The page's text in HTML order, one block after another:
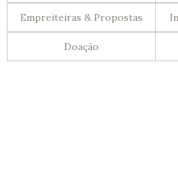
Empreiteiras & Propostas
Doação